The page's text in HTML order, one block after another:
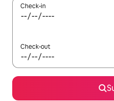
Check-in
Check-out